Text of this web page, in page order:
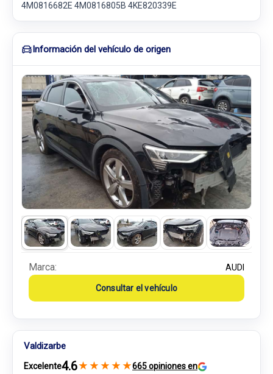
4M0816682E 4M0816805B 4KE820339E
Información del vehículo de origen
Marca: AUDI
Consultar el vehículo
Valdizarbe
Excelente4.6★ ★ ★ ★ ★665 opiniones en